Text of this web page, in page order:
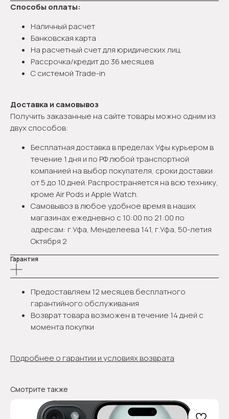
Способы оплаты:
Наличный расчет
Банковская карта
На расчетный счет для юридических лиц
Рассрочка/кредит до 36 месяцев
С системой Trade-in
Доставка и самовывоз
Получить заказанные на сайте товары можно одним из
двух способов:
Бесплатная доставка в пределах Уфы курьером в
течение 1 дня и по РФ любой транспортной
компанией на выбор покупателя, сроки доставки
от 5 до 10 дней. Распространяется на всю технику,
кроме Air Pods и Apple Watch.
Самовывоз в любое удобное время в наших
магазинах ежедневно с 10:00 по 21:00 по
адресам: г.Уфа, Менделеева 141, г.Уфа, 50-летия
Октября 2
Гарантия
Предоставляем 12 месяцев бесплатного
гарантийного обслуживания
Возврат товара возможен в течение 14 дней с
момента покупки
Подробнее о гарантии и условиях возврата
Смотрите также